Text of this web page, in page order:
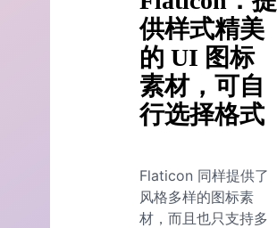
供样式精美
的 UI 图标
素材，可自
行选择格式
Flaticon 同样提供了
风格多样的图标素
材，而且也只支持多